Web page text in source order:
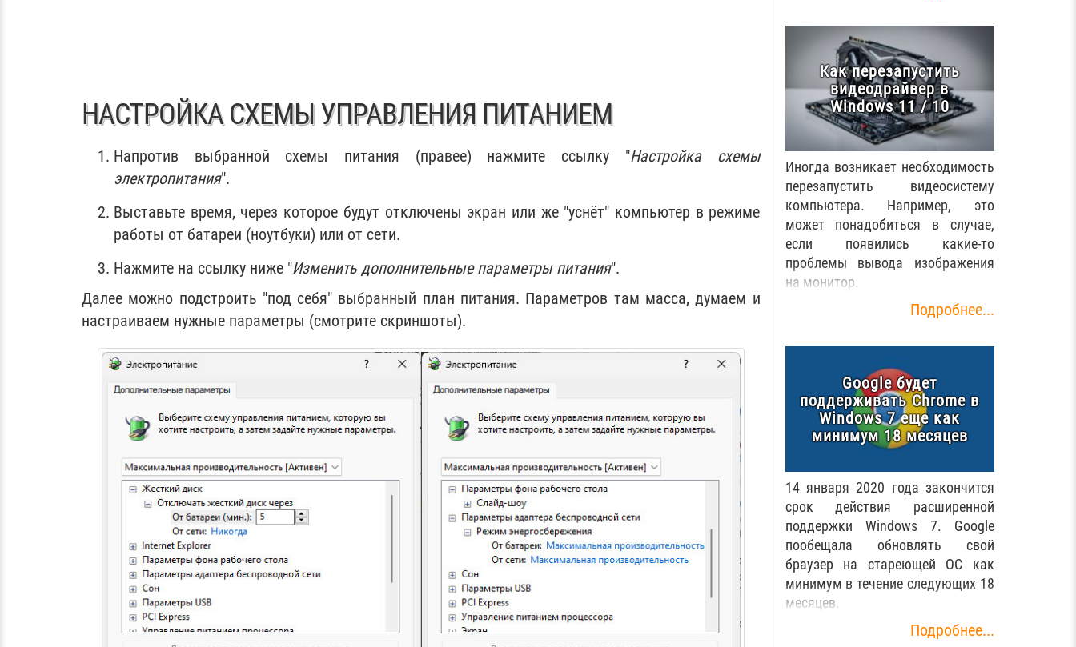
НАСТРОЙКА СХЕМЫ УПРАВЛЕНИЯ ПИТАНИЕМ
Напротив выбранной схемы питания (правее) нажмите ссылку "Настройка схемы
электропитания".
Выставьте время, через которое будут отключены экран или же "уснёт" компьютер в режиме
работы от батареи (ноутбуки) или от сети.
Нажмите на ссылку ниже "Изменить дополнительные параметры питания".
Далее можно подстроить "под себя" выбранный план питания. Параметров там масса, думаем и
настраиваем нужные параметры (смотрите скриншоты).
Как перезапустить
видеодрайвер в
Windows 11 / 10
Иногда возникает необходимость
перезапустить видеосистему
компьютера. Например, это
может понадобиться в случае,
если появились какие-то
проблемы вывода изображения
на монитор.
Подробнее...
Google будет
поддерживать Chrome в
Windows 7 еще как
минимум 18 месяцев
14 января 2020 года закончится
срок действия расширенной
поддержки Windows 7. Google
пообещала обновлять свой
браузер на стареющей ОС как
минимум в течение следующих 18
месяцев.
Подробнее...